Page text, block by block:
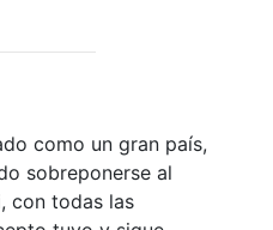
como un gran país,
sobreponerse al
con todas las